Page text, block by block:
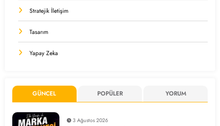
Stratejik İletişim
Tasarım
Yapay Zeka
GÜNCEL POPÜLER YORUM
3 Ağustos 2026